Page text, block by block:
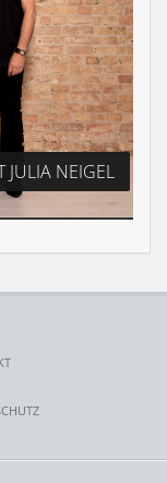
JULIA NEIGEL